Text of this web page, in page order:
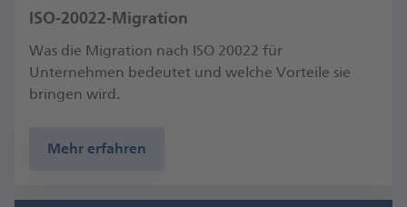
ISO-20022-Migration
Was die Migration nach ISO 20022 für
Unternehmen bedeutet und welche Vorteile sie
bringen wird.
Mehr erfahren